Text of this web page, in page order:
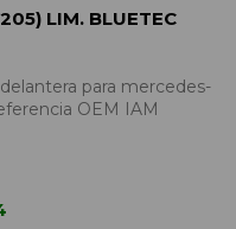
LIM. BLUETEC
para mercedes-
OEM IAM